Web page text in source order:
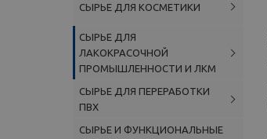
СЫРЬЕ ДЛЯ КОСМЕТИКИ
СЫРЬЕ ДЛЯ
ЛАКОКРАСОЧНОЙ
ПРОМЫШЛЕННОСТИ И ЛКМ
СЫРЬЕ ДЛЯ ПЕРЕРАБОТКИ
ПВХ
СЫРЬЕ И ФУНКЦИОНАЛЬНЫЕ